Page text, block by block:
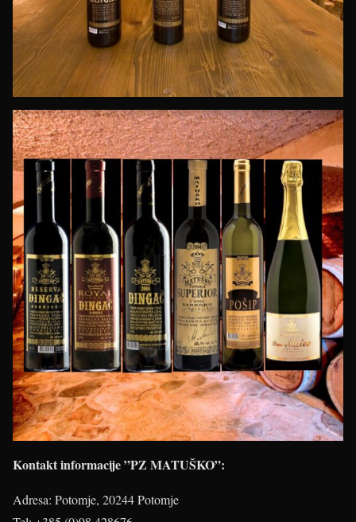
Kontakt informacije ”PZ MATUŠKO”:
Adresa: Potomje, 20244 Potomje